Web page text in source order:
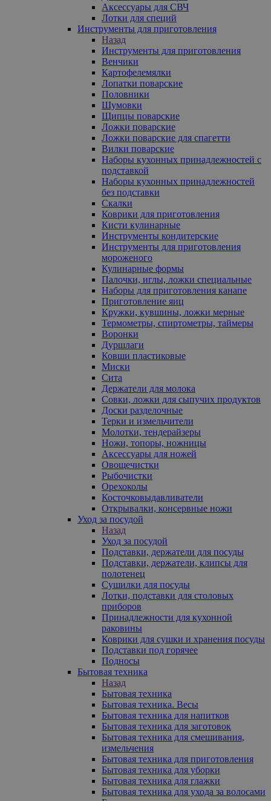
Аксессуары для СВЧ
Лотки для специй
Инструменты для приготовления
Назад
Инструменты для приготовления
Венчики
Картофелемялки
Лопатки поварские
Половники
Шумовки
Щипцы поварские
Ложки поварские
Ложки поварские для спагетти
Вилки поварские
Наборы кухонных принадлежностей с
подставкой
Наборы кухонных принадлежностей
без подставки
Скалки
Коврики для приготовления
Кисти кулинарные
Инструменты кондитерские
Инструменты для приготовления
мороженого
Кулинарные формы
Палочки, иглы, ложки специальные
Наборы для приготовления канапе
Приготовление яиц
Кружки, кувшины, ложки мерные
Термометры, спиртометры, таймеры
Воронки
Дуршлаги
Ковши пластиковые
Миски
Сита
Держатели для молока
Совки, ложки для сыпучих продуктов
Доски разделочные
Терки и измельчители
Молотки, тендерайзеры
Ножи, топоры, ножницы
Аксессуары для ножей
Овощечистки
Рыбочистки
Орехоколы
Косточковыдавливатели
Открывалки, консервные ножи
Уход за посудой
Назад
Уход за посудой
Подставки, держатели для посуды
Подставки, держатели, клипсы для
полотенец
Сушилки для посуды
Лотки, подставки для столовых
приборов
Принадлежности для кухонной
раковины
Коврики для сушки и хранения посуды
Подставки под горячее
Подносы
Бытовая техника
Назад
Бытовая техника
Бытовая техника. Весы
Бытовая техника для напитков
Бытовая техника для заготовок
Бытовая техника для смешивания,
измельчения
Бытовая техника для приготовления
Бытовая техника для уборки
Бытовая техника для глажки
Бытовая техника для ухода за волосами